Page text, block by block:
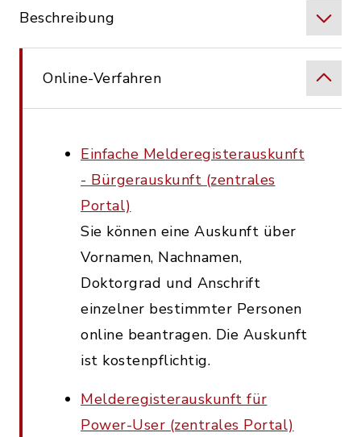
Beschreibung
Online-Verfahren
Einfache Melderegisterauskunft
- Bürgerauskunft (zentrales
Portal)
Sie können eine Auskunft über
Vornamen, Nachnamen,
Doktorgrad und Anschrift
einzelner bestimmter Personen
online beantragen. Die Auskunft
ist kostenpflichtig.
Melderegisterauskunft für
Power-User (zentrales Portal)